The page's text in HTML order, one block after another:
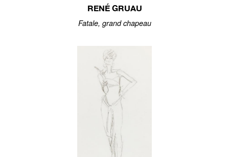
RENÉ GRUAU
Fatale, grand chapeau